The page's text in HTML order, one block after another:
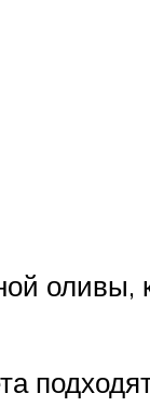
оливы,